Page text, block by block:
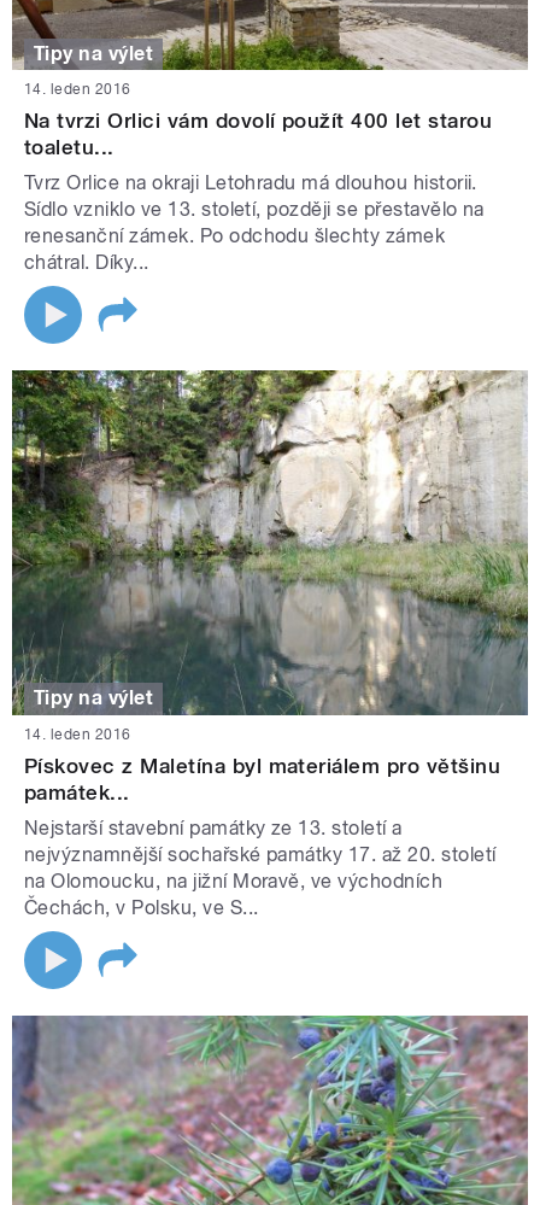
Tipy na výlet
14. leden 2016
Na tvrzi Orlici vám dovolí použít 400 let starou
toaletu...
Tvrz Orlice na okraji Letohradu má dlouhou historii.
Sídlo vzniklo ve 13. století, později se přestavělo na
renesanční zámek. Po odchodu šlechty zámek
chátral. Díky...
Tipy na výlet
14. leden 2016
Pískovec z Maletína byl materiálem pro většinu
památek...
Nejstarší stavební památky ze 13. století a
nejvýznamnější sochařské památky 17. až 20. století
na Olomoucku, na jižní Moravě, ve východních
Čechách, v Polsku, ve S...